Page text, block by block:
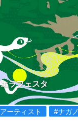
ラフェスタ
ーティスト #ナガ